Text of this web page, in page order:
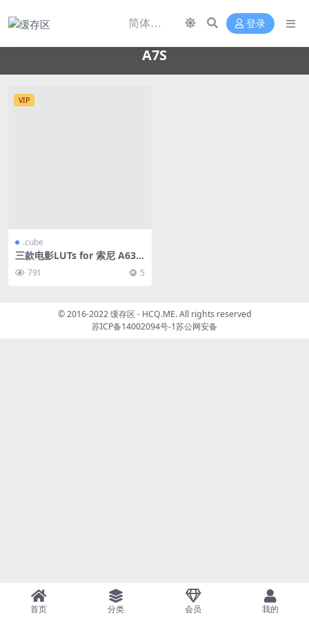
登录
A7S
VIP
.cube
三款电影LUTs for 索尼 A630
0/A6400/A6500/A7S/A7M3/
A7M4/A7R
791 5
© 2016-2022 缓存区 - HCQ.ME. All rights reserved
苏ICP备14002094号-1苏公网安备
首页 分类 会员 我的